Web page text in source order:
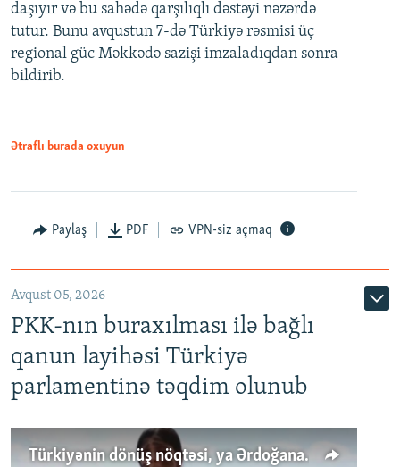
daşıyır və bu sahədə qarşılıqlı dəstəyi nəzərdə
tutur. Bunu avqustun 7-də Türkiyə rəsmisi üç
regional güc Məkkədə sazişi imzaladıqdan sonra
bildirib.
Ətraflı burada oxuyun
Paylaş PDF VPN-siz açmaq
Avqust 05, 2026
PKK-nın buraxılması ilə bağlı
qanun layihəsi Türkiyə
parlamentinə təqdim olunub
Türkiyənin dönüş nöqtəsi, ya Ərdoğana üçüncü şans: PKK ilə qəfil barışıq nə deməkdir?